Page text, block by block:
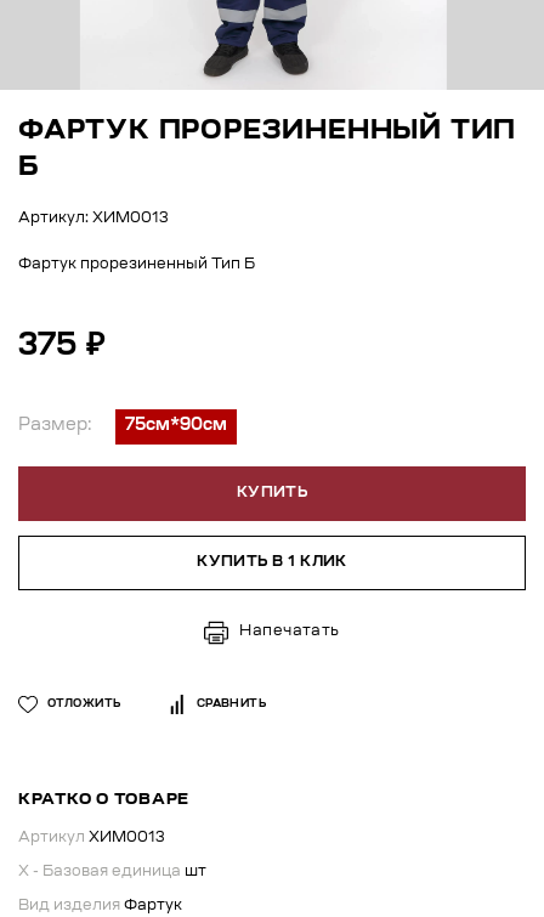
ФАРТУК ПРОРЕЗИНЕННЫЙ ТИП
Б
Артикул: ХИМ0013
Фартук прорезиненный Тип Б
375 ₽
Размер: 75см*90см
КУПИТЬ
КУПИТЬ В 1 КЛИК
Напечатать
ОТЛОЖИТЬ СРАВНИТЬ
КРАТКО О ТОВАРЕ
Артикул ХИМ0013
X - Базовая единица шт
Вид изделия Фартук